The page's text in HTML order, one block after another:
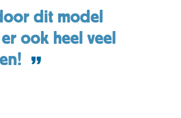
dit model
ook heel veel